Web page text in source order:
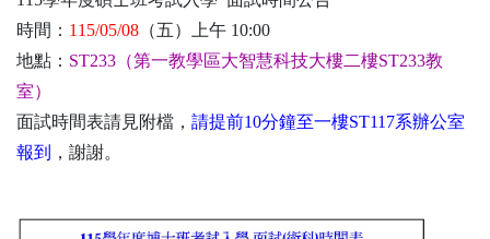
時間： 115/05/08 （五）上午 10:00
地點： ST233（第一教學區大智慧科技大樓二樓ST233教
室）
面試時間表請見附檔， 請提前10分鐘至一樓ST117系辦公室
報到
，謝謝。